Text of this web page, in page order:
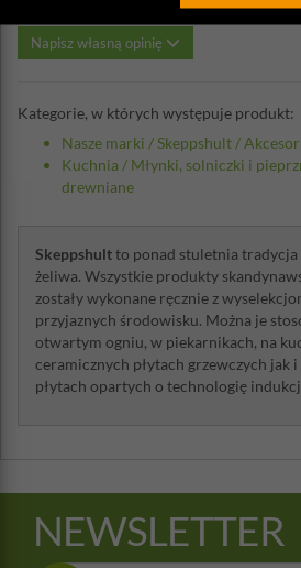
Napisz własną opinię
Kategorie, w których występuje produkt:
Nasze marki /Skeppshult /
Kuchnia / Młynki, solniczki i
drewniane
Skeppshultto ponad stuletnia
żeliwa. Wszystkie produkty
zostały wykonane ręcznie z
przyjaznych środowisku. Można je
otwartym ogniu, w piekarnikach, na
ceramicznych płytach grzewczych jak
płytach opartych o technologię
NEWSLETTER